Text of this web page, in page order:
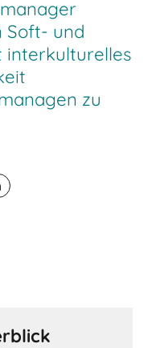
Soft- und
interkulturelles
zu